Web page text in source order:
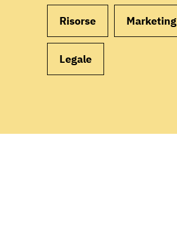
Risorse Marketing
Legale